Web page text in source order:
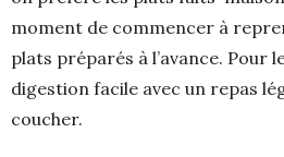
moment de commencer à
plats préparés à l’avance. Pour
digestion facile avec un repas
coucher.